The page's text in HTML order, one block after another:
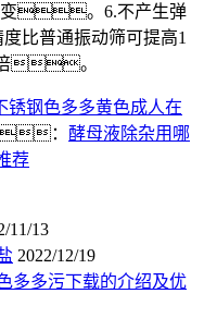
变。6.不产生弹
比普通振动筛可提高1
。
锈钢色多多黄色成人在
： 酵母液除杂用哪
荐
11/13
2022/12/19
多多污下载的介绍及优